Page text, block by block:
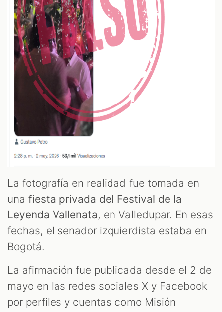
La fotografía en realidad fue tomada en
unafiesta privada del Festival de la
Leyenda Vallenata, en Valledupar. En esas
fechas, el senador izquierdista estaba en
Bogotá.
La afirmación fue publicada desde el 2 de
mayo en las redes sociales X y Facebook
por perfiles y cuentas como Misión